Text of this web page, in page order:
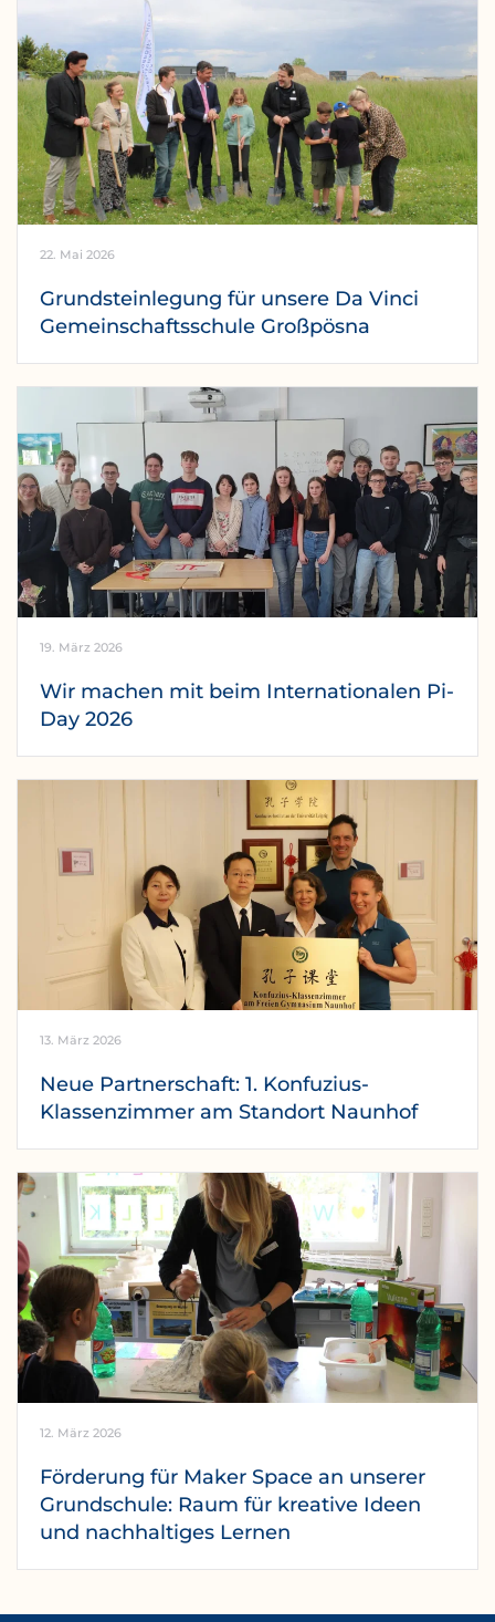
22. Mai 2026
Grundsteinlegung für unsere Da Vinci
Gemeinschaftsschule Großpösna
19. März 2026
Wir machen mit beim Internationalen Pi-
Day 2026
13. März 2026
Neue Partnerschaft: 1. Konfuzius-
Klassenzimmer am Standort Naunhof
12. März 2026
Förderung für Maker Space an unserer
Grundschule: Raum für kreative Ideen
und nachhaltiges Lernen